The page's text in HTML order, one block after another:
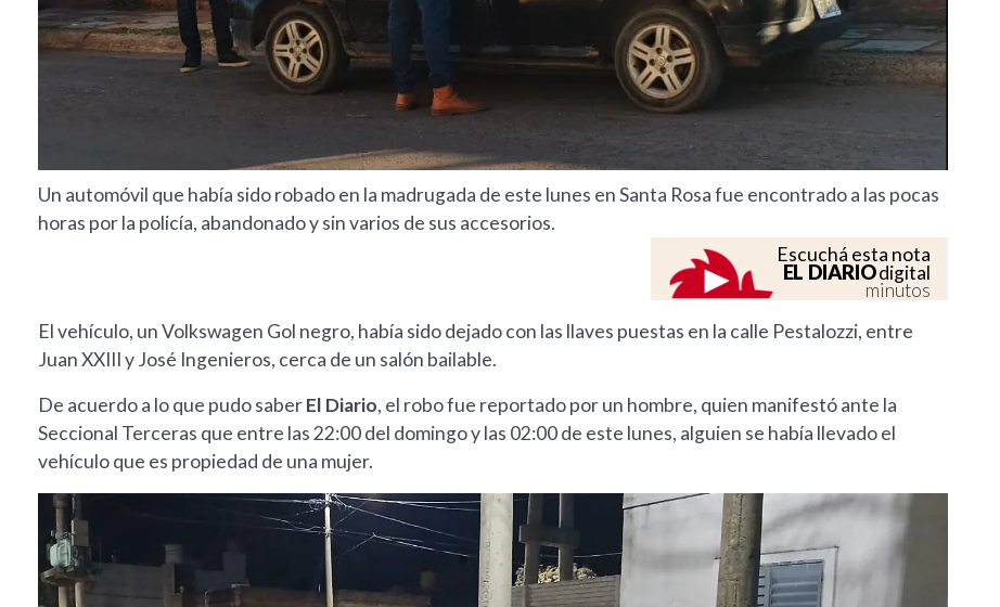
Un automóvil que había sido robado en la madrugada de este lunes en Santa Rosa fue encontrado a las pocas
horas por la policía, abandonado y sin varios de sus accesorios.
Escuchá esta nota
EL DIARIOdigital
minutos
El vehículo, un Volkswagen Gol negro, había sido dejado con las llaves puestas en la calle Pestalozzi, entre
Juan XXIII y José Ingenieros, cerca de un salón bailable.
De acuerdo a lo que pudo saberEl Diario, el robo fue reportado por un hombre, quien manifestó ante la
Seccional Terceras que entre las 22:00 del domingo y las 02:00 de este lunes, alguien se había llevado el
vehículo que es propiedad de una mujer.